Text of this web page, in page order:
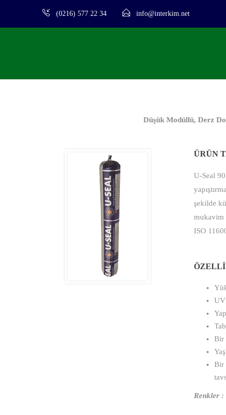
(0216) 577 22 34 info@interkim.net
Düşük Modüllü, Derz
ÜRÜN
U-Seal
şekilde
mukavim
ISO
UV
Bir
Bir
Renkler :